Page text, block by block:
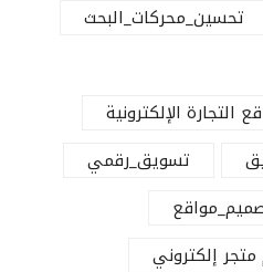
تحسين_محركات_البحث
الإلكترونية
تسويق_رقمي
إلكتروني